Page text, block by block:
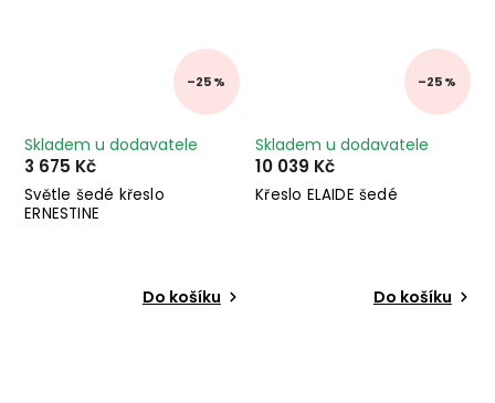
–25 %
Světle šedé křeslo
ERNESTINE
Skladem u dodavatele
3 675 Kč
Do košíku
–25 %
Křeslo ELAIDE šedé
Skladem u dodavatele
10 039 Kč
Do košíku